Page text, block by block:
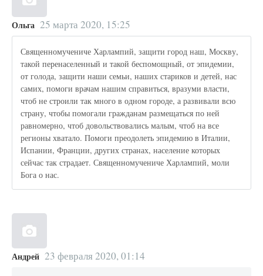
Ольга 25 марта 2020, 15:25
Священномучениче Харлампий, защити город наш, Москву,
такой перенаселенный и такой беспомощный, от эпидемии,
от голода, защити наши семьи, наших стариков и детей, нас
самих, помоги врачам нашим справиться, вразуми власти,
чтоб не строили так много в одном городе, а развивали всю
страну, чтобы помогали гражданам размещаться по ней
равномерно, чтоб довольствовались малым, чтоб на все
регионы хватало. Помоги преодолеть эпидемию в Италии,
Испании, Франции, других странах, население которых
сейчас так страдает. Священномучениче Харлампий, моли
Бога о нас.
Андрей 23 февраля 2020, 01:14